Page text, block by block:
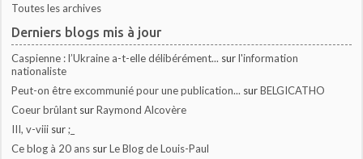
Toutes les archives
Derniers blogs mis à jour
Caspienne : l’Ukraine a-t-elle délibérément... surl'information
nationaliste
Peut-on être excommunié pour une publication... surBELGICATHO
Coeur brûlant surRaymond Alcovère
III, v-viii sur;_
Ce blog à 20 ans surLe Blog de Louis-Paul